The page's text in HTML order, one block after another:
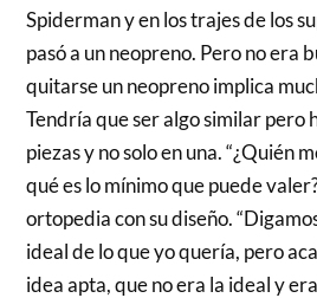
Spiderman y en los trajes de los
pasó a un neopreno. Pero no era
quitarse un neopreno implica
Tendría que ser algo similar pero
piezas y no solo en una. “¿Quién
qué es lo mínimo que puede
ortopedia con su diseño.
ideal de lo que yo quería, pero
idea apta, que no era la ideal y